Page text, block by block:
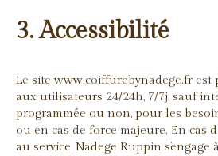
3. Accessibilité
Le site www.coiffurebynadege.fr est
aux utilisateurs 24/24h, 7/7j, sauf
programmée ou non, pour les
ou en cas de force majeure. En cas
au service, Nadege Ruppin